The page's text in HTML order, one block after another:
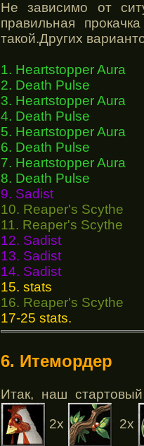
Не зависимо от
правильная
такой.Других
1. Heartstopper Aura
2. Death Pulse
3. Heartstopper Aura
4. Death Pulse
5. Heartstopper Aura
6. Death Pulse
7. Heartstopper Aura
8. Death Pulse
9. Sadist
10. Reaper's Scythe
11. Reaper's Scythe
12. Sadist
13. Sadist
14. Sadist
15. stats
16. Reaper's Scythe
17-25 stats.
6. Итемордер
Итак, наш
2x 2x